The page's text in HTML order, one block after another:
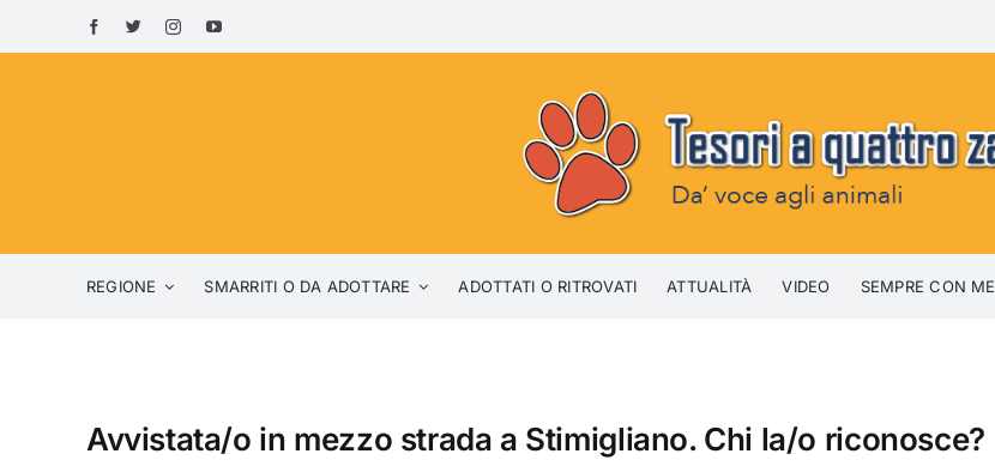
to
REGIONE SMARRITI O DA ADOTTARE ADOTTATI O RITROVATI ATTUALITÀ VIDEO SEMPRE CON ME
Avvistata/o in mezzo strada a Stimigliano. Chi la/o riconosce?